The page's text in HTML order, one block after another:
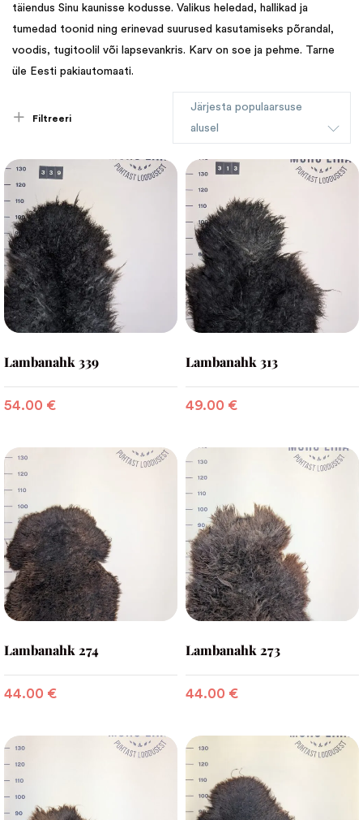
täiendus Sinu kaunisse kodusse. Valikus heledad, hallikad ja
tumedad toonid ning erinevad suurused kasutamiseks põrandal,
voodis, tugitoolil või lapsevankris. Karv on soe ja pehme. Tarne
üle Eesti pakiautomaati.
Filtreeri
Järjesta populaarsuse
alusel
Lambanahk 339
54.00 €
Lambanahk 313
49.00 €
Lambanahk 274
44.00 €
Lambanahk 273
44.00 €